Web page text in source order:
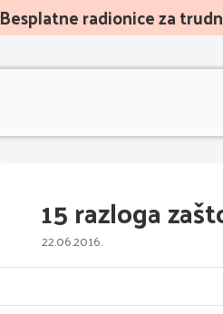
Besplatne radionice za
15 razloga
22.06.2016.